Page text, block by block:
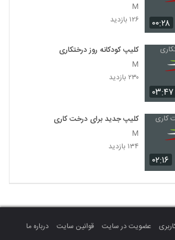
۰۰:۲۸
M
۱۲۶ بازدید
۰۳:۴۷
کلیپ کودکانه روز درختکاری
M
۲۳۰ بازدید
۰۲:۱۶
کلیپ جدید برای درخت کاری
M
۱۳۴ بازدید
عضویت در سایت قوانین سایت
درباره ما